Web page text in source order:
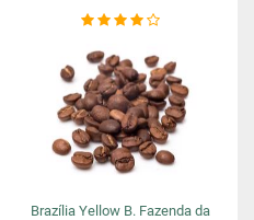
Brazília Yellow B. Fazenda da